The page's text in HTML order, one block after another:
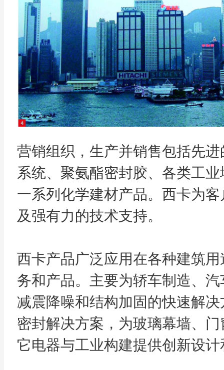
营销组织，生产并销售包括先
系统、聚氨酯密封胶、各类工
一系列化学建材产品。西卡为
及强有力的技术支持。
西卡产品广泛应用在各种建筑
务和产品。主要为轿车制造、
减震降噪和结构加固的快速解
密封解决方案，为玻璃幕墙、
它电器与工业构建提供创新设